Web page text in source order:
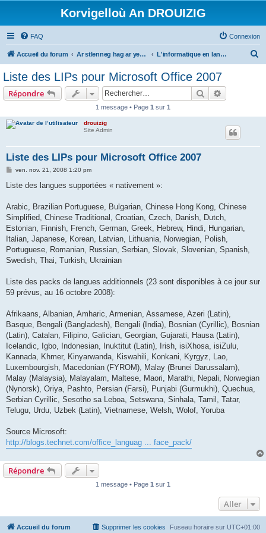
Korvigelloù An DROUIZIG
FAQ Connexion
Accueil du forum Ar stlenneg hag ar yezhoù bihan er bed a-bezh L'informatique en langues régionales et minoritaires
Liste des LIPs pour Microsoft Office 2007
Répondre Rechercher
1 message • Page 1 sur 1
drouizig
Site Admin
Liste des LIPs pour Microsoft Office 2007
M
s
g
ven. nov. 21, 2008 1:20 pm
Liste des langues supportées « nativement »:
Arabic, Brazilian Portuguese, Bulgarian, Chinese Hong Kong, Chinese
Simplified, Chinese Traditional, Croatian, Czech, Danish, Dutch,
Estonian, Finnish, French, German, Greek, Hebrew, Hindi, Hungarian,
Italian, Japanese, Korean, Latvian, Lithuania, Norwegian, Polish,
Portuguese, Romanian, Russian, Serbian, Slovak, Slovenian, Spanish,
Swedish, Thai, Turkish, Ukrainian
Liste des packs de langues additionnels (23 sont disponibles à ce jour sur
59 prévus, au 16 octobre 2008):
Afrikaans, Albanian, Amharic, Armenian, Assamese, Azeri (Latin),
Basque, Bengali (Bangladesh), Bengali (India), Bosnian (Cyrillic), Bosnian
(Latin), Catalan, Filipino, Galician, Georgian, Gujarati, Hausa (Latin),
Icelandic, Igbo, Indonesian, Inuktitut (Latin), Irish, isiXhosa, isiZulu,
Kannada, Khmer, Kinyarwanda, Kiswahili, Konkani, Kyrgyz, Lao,
Luxembourgish, Macedonian (FYROM), Malay (Brunei Darussalam),
Malay (Malaysia), Malayalam, Maltese, Maori, Marathi, Nepali, Norwegian
(Nynorsk), Oriya, Pashto, Persian (Farsi), Punjabi (Gurmukhi), Quechua,
Serbian Cyrillic, Sesotho sa Leboa, Setswana, Sinhala, Tamil, Tatar,
Telugu, Urdu, Uzbek (Latin), Vietnamese, Welsh, Wolof, Yoruba
Source Microsoft:
http://blogs.technet.com/office_languag ... face_pack/
Répondre
1 message • Page 1 sur 1
Aller
Accueil du forum Fuseau horaire sur UTC+01:00
Supprimer les cookies